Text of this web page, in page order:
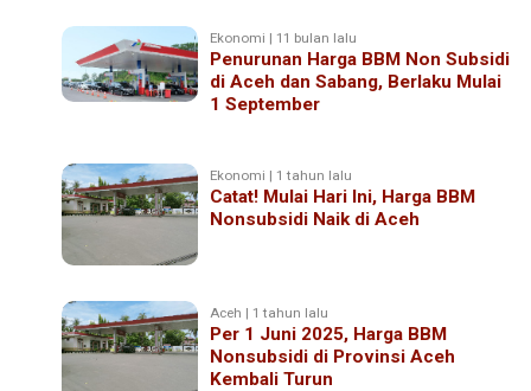
Ekonomi | 11 bulan lalu
Penurunan Harga BBM Non Subsidi
di Aceh dan Sabang, Berlaku Mulai
1 September
Ekonomi | 1 tahun lalu
Catat! Mulai Hari Ini, Harga BBM
Nonsubsidi Naik di Aceh
Aceh | 1 tahun lalu
Per 1 Juni 2025, Harga BBM
Nonsubsidi di Provinsi Aceh
Kembali Turun